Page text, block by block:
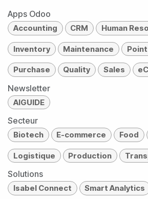
Apps Odoo
Accounting CRM Human
Inventory Maintenance
Purchase Quality Sales
Newsletter
AIGUIDE
Secteur
Biotech E-commerce Food
Logistique Production
Solutions
Isabel Connect Smart Analytics